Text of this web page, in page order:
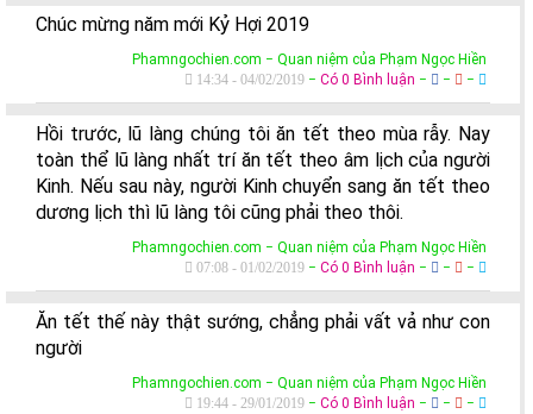
Chúc mừng năm mới Kỷ Hợi 2019
Phamngochien.com − Quan niệm của Phạm Ngọc Hiền
14:34 - 04/02/2019 − Có 0 Bình luận − − −
Hồi trước, lũ làng chúng tôi ăn tết theo mùa rẫy. Nay
toàn thể lũ làng nhất trí ăn tết theo âm lịch của người
Kinh. Nếu sau này, người Kinh chuyển sang ăn tết theo
dương lịch thì lũ làng tôi cũng phải theo thôi.
Phamngochien.com − Quan niệm của Phạm Ngọc Hiền
07:08 - 01/02/2019 − Có 0 Bình luận − − −
Ăn tết thế này thật sướng, chẳng phải vất vả như con
người
Phamngochien.com − Quan niệm của Phạm Ngọc Hiền
19:44 - 29/01/2019 − Có 0 Bình luận − − −